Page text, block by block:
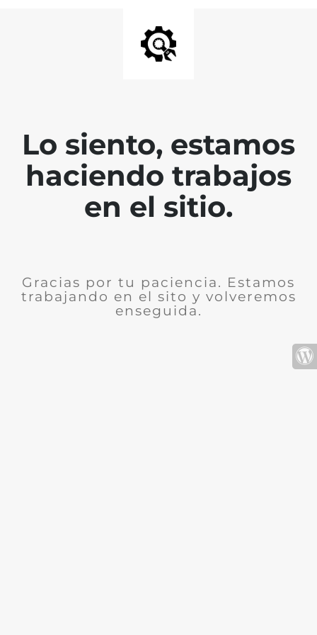
Lo siento, estamos
haciendo trabajos
en el sitio.
Gracias por tu paciencia. Estamos
trabajando en el sito y volveremos
enseguida.